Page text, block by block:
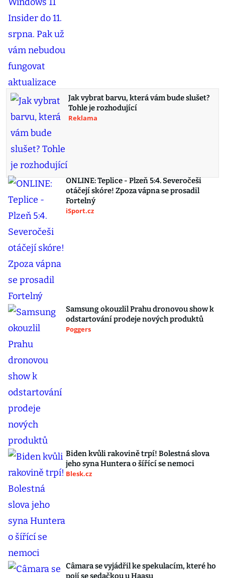
Jak vybrat barvu, která vám bude slušet?
Tohle je rozhodující
Reklama
ONLINE: Teplice - Plzeň 5:4. Severočeši
otáčejí skóre! Zpoza vápna se prosadil
Fortelný
iSport.cz
Samsung okouzlil Prahu dronovou show k
odstartování prodeje nových produktů
Poggers
Biden kvůli rakovině trpí! Bolestná slova
jeho syna Huntera o šířící se nemoci
Blesk.cz
Câmara se vyjádřil ke spekulacím, které ho
pojí se sedačkou u Haasu